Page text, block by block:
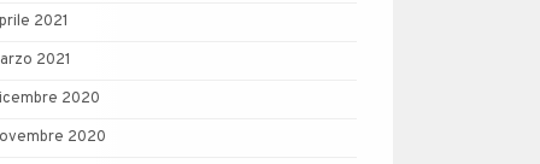
2021
2021
2020
2020